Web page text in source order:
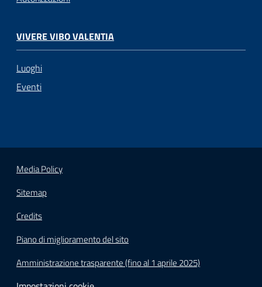
VIVERE VIBO VALENTIA
Luoghi
Eventi
Media Policy
Sitemap
Credits
Piano di miglioramento del sito
Amministrazione trasparente (fino al 1 aprile 2025)